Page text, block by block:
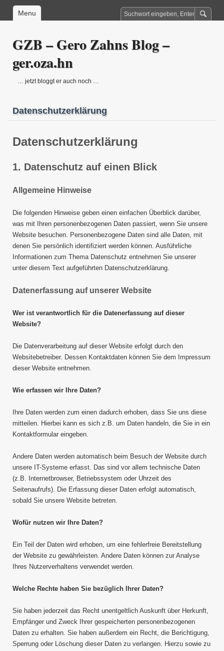
Menu
GZB – Gero Zahns Blog –
ger.oza.hn
… jetzt bloggt er auch noch …
Datenschutzerklärung
Datenschutzerklärung
1. Datenschutz auf einen Blick
Allgemeine Hinweise
Die folgenden Hinweise geben einen einfachen Überblick darüber,
was mit Ihren personenbezogenen Daten passiert, wenn Sie unsere
Website besuchen. Personenbezogene Daten sind alle Daten, mit
denen Sie persönlich identifiziert werden können. Ausführliche
Informationen zum Thema Datenschutz entnehmen Sie unserer
unter diesem Text aufgeführten Datenschutzerklärung.
Datenerfassung auf unserer Website
Wer ist verantwortlich für die Datenerfassung auf dieser
Website?
Die Datenverarbeitung auf dieser Website erfolgt durch den
Websitebetreiber. Dessen Kontaktdaten können Sie dem Impressum
dieser Website entnehmen.
Wie erfassen wir Ihre Daten?
Ihre Daten werden zum einen dadurch erhoben, dass Sie uns diese
mitteilen. Hierbei kann es sich z.B. um Daten handeln, die Sie in ein
Kontaktformular eingeben.
Andere Daten werden automatisch beim Besuch der Website durch
unsere IT-Systeme erfasst. Das sind vor allem technische Daten
(z.B. Internetbrowser, Betriebssystem oder Uhrzeit des
Seitenaufrufs). Die Erfassung dieser Daten erfolgt automatisch,
sobald Sie unsere Website betreten.
Wofür nutzen wir Ihre Daten?
Ein Teil der Daten wird erhoben, um eine fehlerfreie Bereitstellung
der Website zu gewährleisten. Andere Daten können zur Analyse
Ihres Nutzerverhaltens verwendet werden.
Welche Rechte haben Sie bezüglich Ihrer Daten?
Sie haben jederzeit das Recht unentgeltlich Auskunft über Herkunft,
Empfänger und Zweck Ihrer gespeicherten personenbezogenen
Daten zu erhalten. Sie haben außerdem ein Recht, die Berichtigung,
Sperrung oder Löschung dieser Daten zu verlangen. Hierzu sowie zu